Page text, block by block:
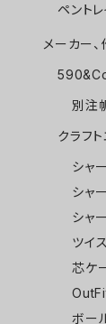
ペント
メーカー
別注
クラフ
シャ
シャ
シャ
ツイ
芯ケ
ボー